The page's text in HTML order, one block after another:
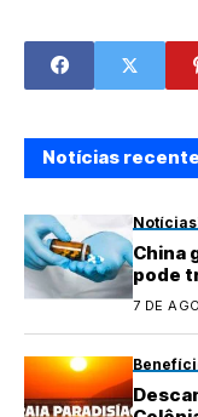
Notícias
Notícias
China
pode
7 DE